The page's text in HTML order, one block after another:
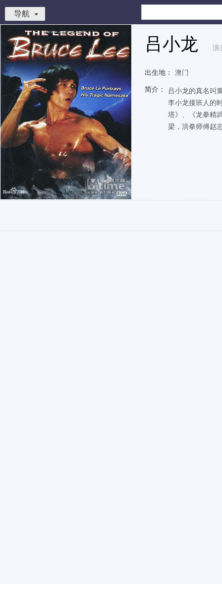
导航
吕小龙 演
出生地： 澳门
简介：
吕小龙的真名叫
李小龙接班人的
塔》、《龙拳精
梁，洪拳师傅赵